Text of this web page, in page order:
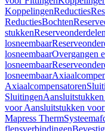
KoppelingenReducties
ReductiesBochten
stukken
losneembaar
losneembaarOvergangen
losneembaar
losneembaar
Axiaalcompensatoren
Sluitingen
voor Aansluitstukken
Mapress Therm
flensverbindingen